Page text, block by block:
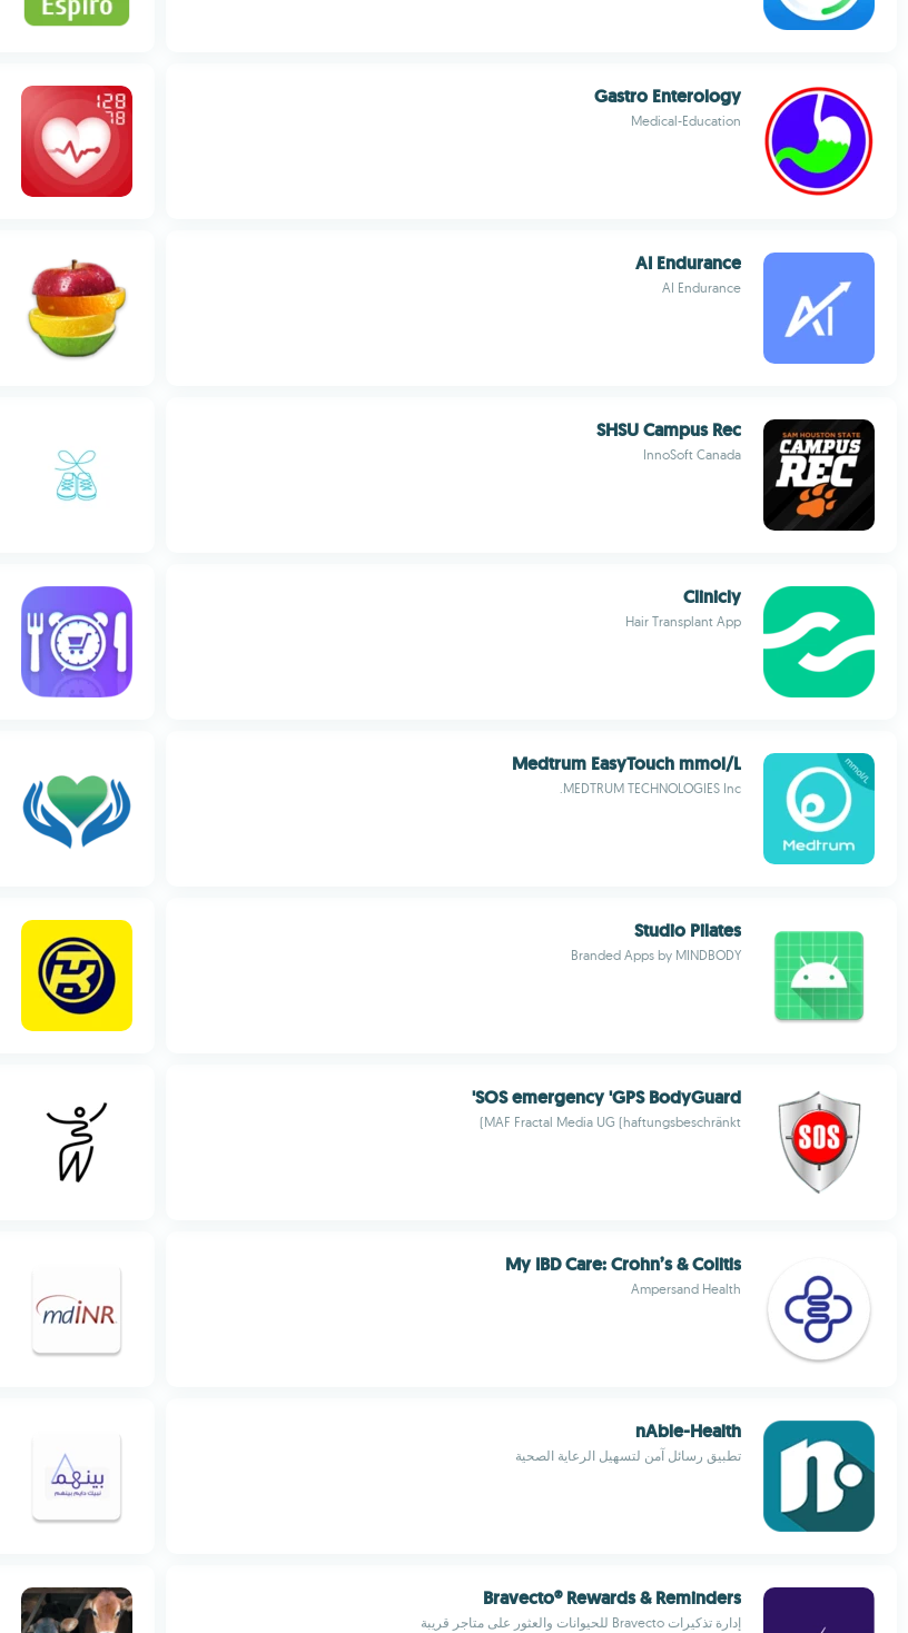
Gastro Enterology
Medical-Education
AI Endurance
AI Endurance
SHSU Campus Rec
InnoSoft Canada
Clinicly
Hair Transplant App
Medtrum EasyTouch mmol/L
MEDTRUM TECHNOLOGIES Inc.
Studio Pilates
Branded Apps by MINDBODY
SOS emergency 'GPS BodyGuard'
MAF Fractal Media UG (haftungsbeschränkt)
My IBD Care: Crohn’s & Colitis
Ampersand Health
nAble-Health
تطبيق رسائل آمن لتسهيل الرعاية الصحية
Bravecto® Rewards & Reminders
إدارة تذكيرات Bravecto للحيوانات والعثور على متاجر قريبة